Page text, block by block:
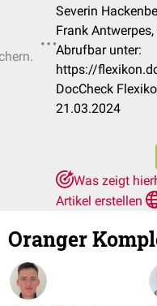
Severin
Frank
Abrufbar unter:
https://
DocCheck
21.03.2024
Was zeigt
Artikel erstellen
Oranger